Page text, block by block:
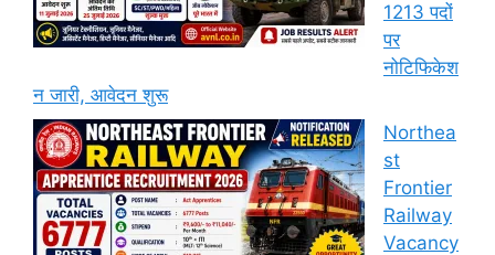
1213 पदों
पर
नोटिफिकेश
न जारी, आवेदन शुरू
Northea
st
Frontier
Railway
Vacancy